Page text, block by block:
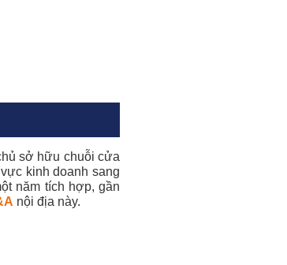
sở hữu chuỗi cửa
kinh doanh sang
năm tích hợp, gần
nội địa này.